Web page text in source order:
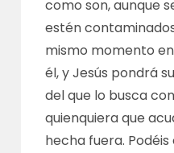
como son, aunque
estén
mismo momento
él, y Jesús pondrá
del que lo busca
quienquiera que
hecha fuera.